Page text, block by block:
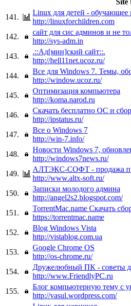
141.
Linux для детей -
http://linuxforchildren.com
142.
сайт для сис админов и не
http://sys-adm.in
143.
.::Ад[мин]ский сайт::.
http://hell11net.ucoz.ru/
144.
Все для Windows 7. Темы,
http://window.ucoz.ru/
145.
Оптимизация компьютера
http://koma.narod.ru
146.
Скачать бесплатно OC и
http://ipstatus.ru/
147.
Все о Windows 7
http://win-7.info/
148.
Новости Windows 7,
http://windows7news.ru/
149.
АЛТЭКС-СОФТ - продажа
http://www.altx-soft.ru/
150.
Записки молодого админа
http://angel2s2.blogspot.com/
151.
TorrentMac.name Скачать
https://torrentmac.name
152.
Blog Windows Vista
http://vistablog.com.ua
153.
Google Chrome OS
http://os-chrome.ru/
154.
Дружелюбный ПК - советы
http://www.FriendlyPC.ru
155.
Блог компьютерную тему с
http://vasul.wordpress.com/